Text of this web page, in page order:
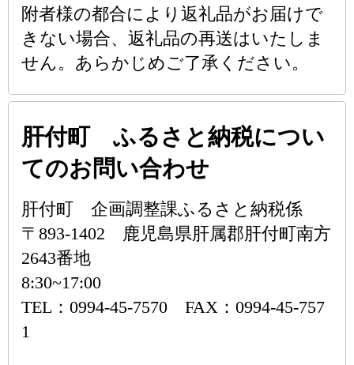
附者様の都合により返礼品がお届けで
きない場合、返礼品の再送はいたしま
せん。あらかじめご了承ください。
肝付町 ふるさと納税につい
てのお問い合わせ
肝付町 企画調整課ふるさと納税係
〒893-1402 鹿児島県肝属郡肝付町南方
2643番地
8:30~17:00
TEL：0994-45-7570 FAX：0994-45-757
1